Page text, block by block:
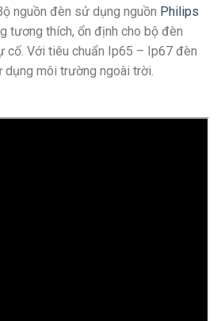
nguồn đèn sử dụng nguồn Philips
tương thích, ổn định cho bộ đèn
cố. Với tiêu chuẩn Ip65 – Ip67 đèn
dụng môi trường ngoài trời.